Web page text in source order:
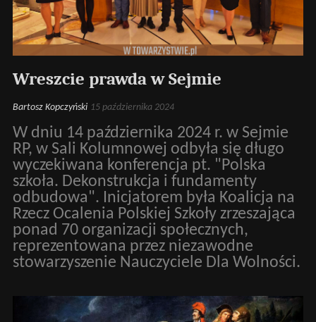
Wreszcie prawda w Sejmie
Bartosz Kopczyński 15 października 2024
W dniu 14 października 2024 r. w Sejmie
RP, w Sali Kolumnowej odbyła się długo
wyczekiwana konferencja pt. "Polska
szkoła. Dekonstrukcja i fundamenty
odbudowa". Inicjatorem była Koalicja na
Rzecz Ocalenia Polskiej Szkoły zrzeszająca
ponad 70 organizacji społecznych,
reprezentowana przez niezawodne
stowarzyszenie Nauczyciele Dla Wolności.